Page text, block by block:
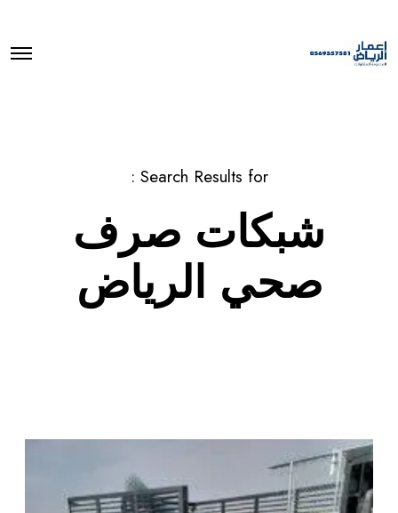
O
Search Results for :
شبكات صرف
صحي الرياض